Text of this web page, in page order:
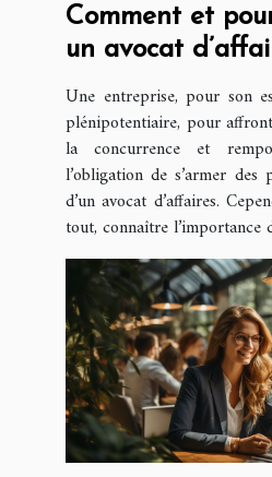
Comment et
un avocat
Une entreprise, pour son
plénipotentiaire, pour
la concurrence et
l’obligation de s’armer des
d’un avocat d’affaires.
tout, connaître l’importance